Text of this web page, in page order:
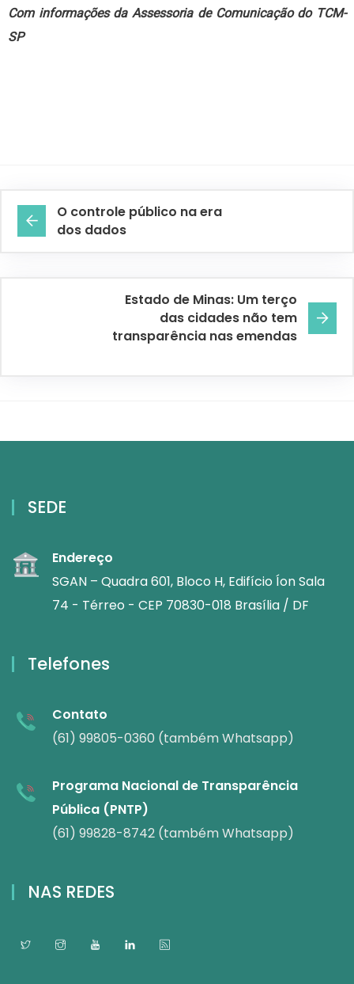
Com informações da Assessoria de Comunicação do TCM-
SP
O controle público na era
dos dados
Estado de Minas: Um terço
das cidades não tem
transparência nas emendas
SEDE
Endereço
SGAN – Quadra 601, Bloco H, Edifício Íon Sala
74 - Térreo - CEP 70830-018 Brasília / DF
Telefones
Contato
(61) 99805-0360 (também Whatsapp)
Programa Nacional de Transparência
Pública (PNTP)
(61) 99828-8742 (também Whatsapp)
NAS REDES